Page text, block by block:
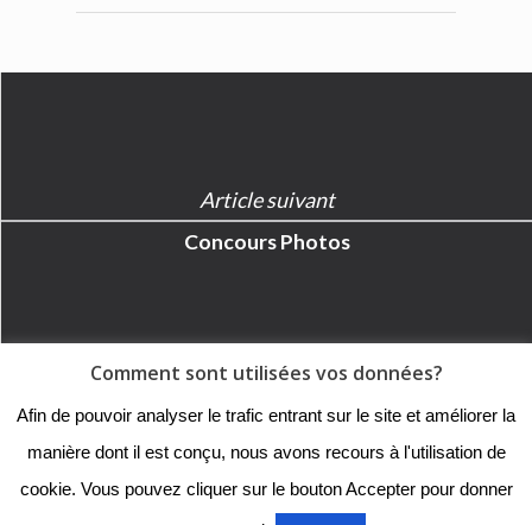
Article suivant
Concours Photos
© 2018 - Collège Henri de
Navarre |Mentions légales|
Organigramme|Nous
Comment sont utilisées vos données?
Afin de pouvoir analyser le trafic entrant sur le site et améliorer la
manière dont il est conçu, nous avons recours à l'utilisation de
cookie. Vous pouvez cliquer sur le bouton Accepter pour donner